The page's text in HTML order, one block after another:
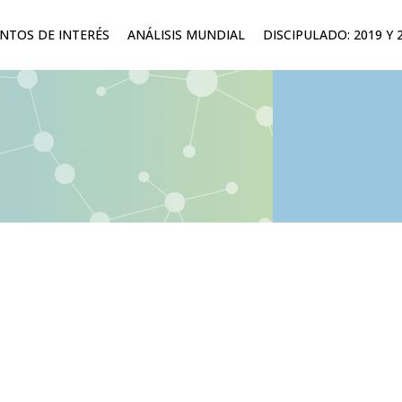
DE INTERÉS ANÁLISIS MUNDIAL DISCIPULADO: 2019 Y